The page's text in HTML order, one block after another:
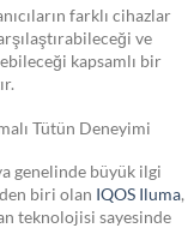
farklı cihazlar
ve
kapsamlı bir
Tütün Deneyimi
genelinde büyük ilgi
biri olan IQOS Iluma,
teknolojisi sayesinde